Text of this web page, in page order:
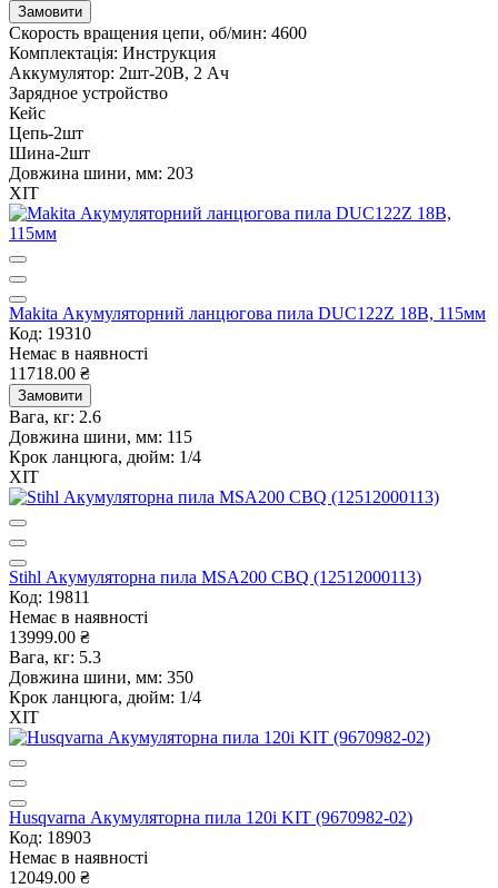
Замовити
Скорость вращения цепи, об/мин: 4600
Комплектація: Инструкция
Аккумулятор: 2шт-20В, 2 Ач
Зарядное устройство
Кейс
Цепь-2шт
Шина-2шт
Довжина шини, мм: 203
ХІТ
Makita Акумуляторний ланцюгова пила DUC122Z 18В, 115мм
Код: 19310
Немає в наявності
11718.00 ₴
Замовити
Вага, кг: 2.6
Довжина шини, мм: 115
Крок ланцюга, дюйм: 1/4
ХІТ
Stihl Акумуляторна пила MSA200 CBQ (12512000113)
Код: 19811
Немає в наявності
13999.00 ₴
Вага, кг: 5.3
Довжина шини, мм: 350
Крок ланцюга, дюйм: 1/4
ХІТ
Husqvarna Акумуляторна пила 120i KIT (9670982-02)
Код: 18903
Немає в наявності
12049.00 ₴